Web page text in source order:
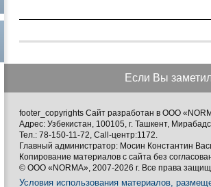
Если Вы
footer_copyrights Сайт разработан в ООО
Адрес: Узбекистан, 100105, г. Ташкент,
Тел.: 78-150-11-72, Call-центр:1172.
Главный администратор: Мосин Константин
Копирование материалов с сайта без
© ООО «NORMA», 2007-2026 г. Все права
Условия использования материалов,